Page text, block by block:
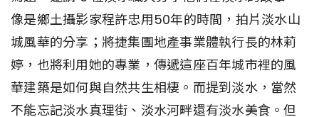
像是鄉土攝影家程許忠用50年的時間，拍片淡水山
城風華的分享；將捷集團地產事業體執行長的林莉
婷，也將利用她的專業，傳遞這座百年城市裡的風
華建築是如何與自然共生相棲。而提到淡水，當然
不能忘記淡水真理街、淡水河畔還有淡水美食。但